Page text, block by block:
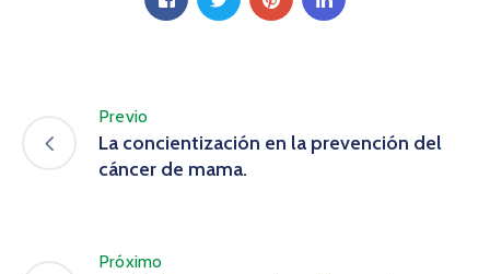
Previo
La concientización en la prevención del
cáncer de mama.
Próximo